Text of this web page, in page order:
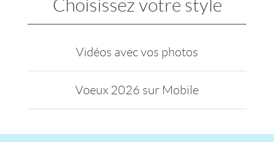
Choisissez votre style
Vidéos avec vos photos
Voeux 2026 sur Mobile